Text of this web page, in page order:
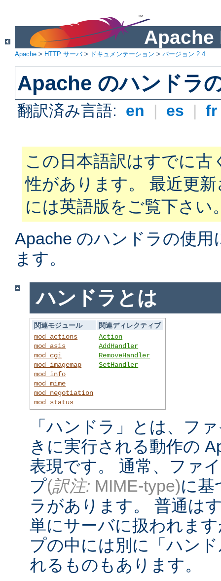
Apache
Apache > HTTP サーバ> ドキュメンテーション > バージョン 2.4
Apache のハンドラ
翻訳済み言語: en | es |
この日本語訳はすでに古
性があります。 最近更
には英語版をご覧下さい
Apache のハンドラの使
ます。
ハンドラとは
関連モジュール
関連ディレクティブ
mod_actions
mod_asis
mod_cgi
mod_imagemap
mod_info
mod_mime
mod_negotiation
mod_status
Action
AddHandler
RemoveHandler
SetHandler
「ハンドラ」とは、フ
きに実行される動作の
表現です。 通常、ファ
プ(訳注: MIME-type)に基
ラがあります。 普通は
単にサーバに扱われま
プの中には別に「ハン
れるものもあります。